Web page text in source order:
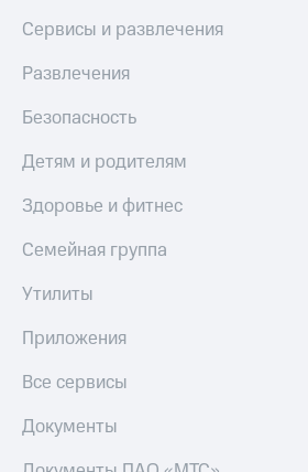
Сервисы и развлечения
Развлечения
Безопасность
Детям и родителям
Здоровье и фитнес
Семейная группа
Утилиты
Приложения
Все сервисы
Документы